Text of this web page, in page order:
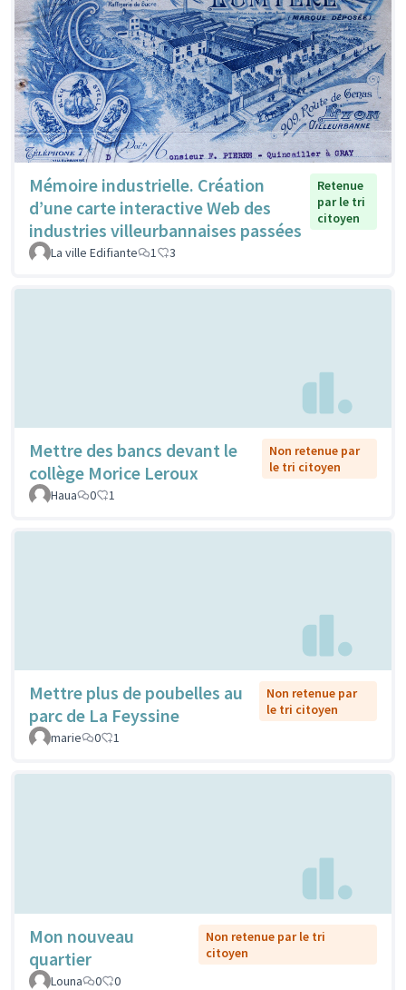
Mémoire industrielle. Création
d’une carte interactive Web des
industries villeurbannaises passées
Retenue
par le tri
citoyen
La ville Edifiante 1 3
Mettre des bancs devant le
collège Morice Leroux
Non retenue par
le tri citoyen
Haua
0 1
Mettre plus de poubelles au
parc de La Feyssine
Non retenue par
le tri citoyen
marie
0 1
Mon nouveau
quartier
Non retenue par le tri
citoyen
Louna
0 0